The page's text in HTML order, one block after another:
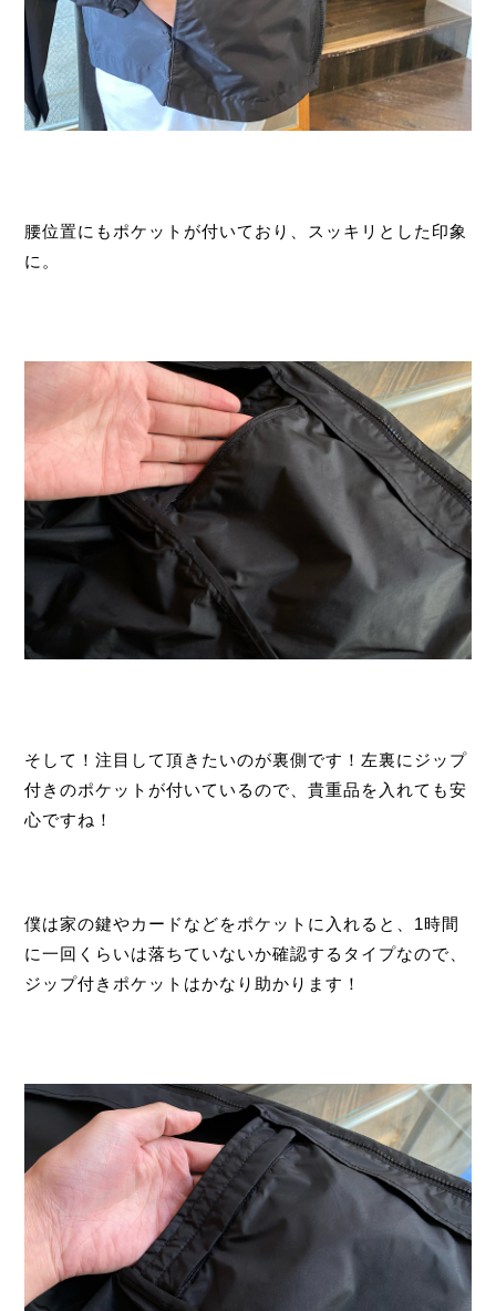
腰位置にもポケットが付いており、スッキリとした印象
に。
そして！注目して頂きたいのが裏側です！左裏にジップ
付きのポケットが付いているので、貴重品を入れても安
心ですね！
僕は家の鍵やカードなどをポケットに入れると、1時間
に一回くらいは落ちていないか確認するタイプなので、
ジップ付きポケットはかなり助かります！